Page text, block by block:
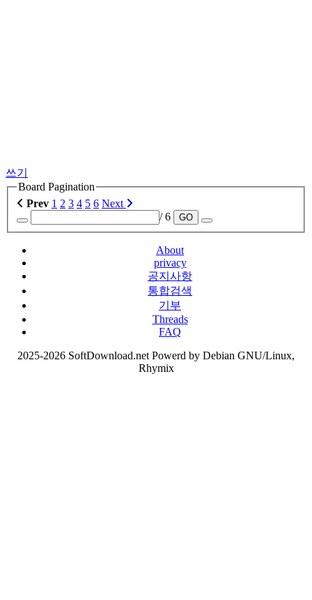
쓰기
Board Pagination
Prev 1 2 3 4 5 6 Next
/ 6
GO
About
privacy
공지사항
통합검색
기부
Threads
FAQ
2025-2026 SoftDownload.net Powerd by Debian GNU/Linux,
Rhymix